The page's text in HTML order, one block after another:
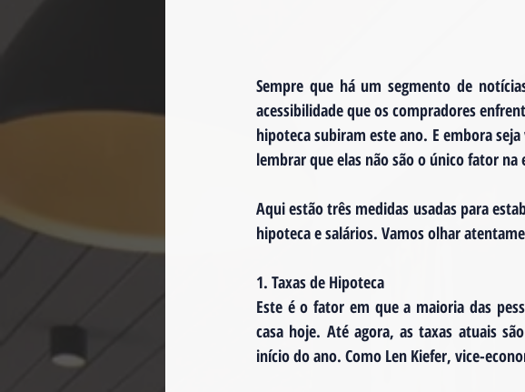
Sempre que há um segmento de
acessibilidade que os compradores
hipoteca subiram este ano. E embora
lembrar que elas não são o único fator na
Aqui estão três medidas usadas para
hipoteca e salários. Vamos olhar
1. Taxas de Hipoteca
Este é o fator em que a maioria das
casa hoje. Até agora, as taxas atuais
início do ano. Como Len Kiefer, vice-